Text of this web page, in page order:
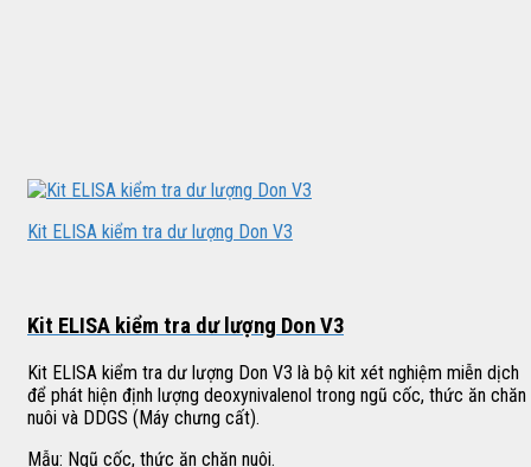
Kit ELISA kiểm tra dư lượng Don V3
Kit ELISA kiểm tra dư lượng Don V3
Kit ELISA kiểm tra dư lượng Don V3 là bộ kit xét nghiệm miễn dịch
để phát hiện định lượng deoxynivalenol trong ngũ cốc, thức ăn chăn
nuôi và DDGS (Máy chưng cất).
Mẫu: Ngũ cốc, thức ăn chăn nuôi.